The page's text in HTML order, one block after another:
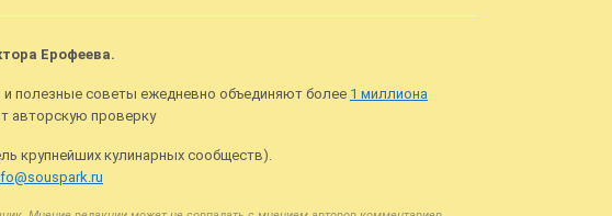
Ерофеева.
полезные советы ежедневно объединяют более 1 миллиона
авторскую проверку
крупнейших кулинарных сообществ).